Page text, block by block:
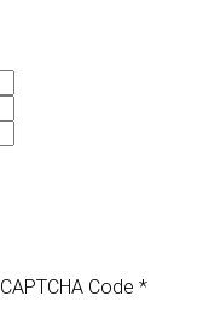
CAPTCHA Code *